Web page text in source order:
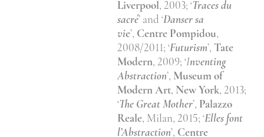
Liverpool, 2003; ‘Traces du
sacré’ and ‘Danser sa
vie’, Centre Pompidou,
2008/2011; ‘Futurism’, Tate
Modern, 2009; ‘Inventing
Abstraction’, Museum of
Modern Art, New York, 2013;
‘The Great Mother’, Palazzo
Reale, Milan, 2015; ‘Elles font
l’Abstraction’, Centre